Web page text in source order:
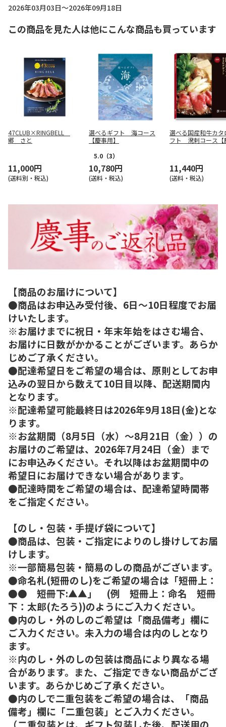
2026年03月03日～2026年09月18日
この商品を見た人は他にこんな商品も買っています
47CLUB×RINGBELL
郷 さと
11,000円
(送料別・税込)
選べるギフト 海コース
【慶事用】
5.0 （3）
10,780円
(送料・税込)
選べる国産和牛カタ
フト 溌剌コース【
11,440円
(送料・税込)
【商品のお届けについて】
●商品はお申込み受付後、6日～10日程度でお届
けいたします。
※お届けまでに祝日・年末年始をはさむ場合、
お届けに日数がかかることがございます。あらか
じめご了承ください。
●配達希望日をご希望の場合は、原則としてお申
込みの翌日から数えて10日目以降、配送期間内
となります。
※配達希望可能最終日は2026年9月18日(金)とな
ります。
※お盆期間（8月5日（水）～8月21日（金））の
お届けのご希望は、2026年7月24日（金）まで
にお申込みください。それ以降はお盆期間中の
希望日にお届けできない場合があります。
●配達時間をご希望の場合は、配達希望時間帯
をご指定ください。
【のし・包装・手提げ袋について】
●商品は、包装・ご指定によりのし掛けしてお届
けします。
※一部簡易包装・簡易のしの商品がございます。
●命名札(短冊のし)をご希望の場合は「短冊上：
●● 短冊下:▲▲」 (例 短冊上：命名 短冊
下：太郎(たろう))のようにご入力ください。
●内のし・外のしのご希望は「商品備考」欄に
ご入力ください。未入力の場合は内のしとなり
ます。
※内のし・外のしの包装は商品により異なる場
合があります。また、ご指定できない商品がござ
います。あらかじめご了承ください。
●内のしで二重包装をご希望の場合は、「商品
備考」欄に「二重包装」とご入力ください。
（二重包装とは、ギフト包装した後、配送用の